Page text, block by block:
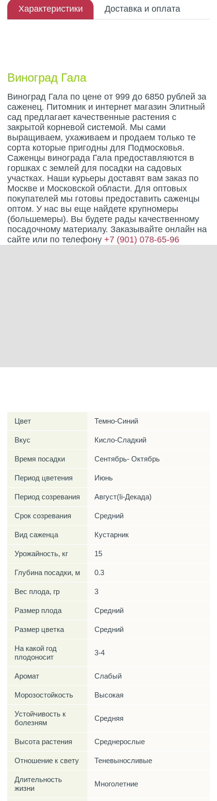
Характеристики Доставка и оплата
Виноград Гала
Виноград Гала по цене от 999 до 6850 рублей за
саженец. Питомник и интернет магазин Элитный
сад предлагает качественные растения с
закрытой корневой системой. Мы сами
выращиваем, ухаживаем и продаем только те
сорта которые пригодны для Подмосковья.
Саженцы винограда Гала предоставляются в
горшках с землей для посадки на садовых
участках. Наши курьеры доставят вам заказ по
Москве и Московской области. Для оптовых
покупателей мы готовы предоставить саженцы
оптом. У нас вы еще найдете крупномеры
(большемеры). Вы будете рады качественному
посадочному материалу. Заказывайте онлайн на
сайте или по телефону +7 (901) 078-65-96
Цвет Темно-Синий
Вкус Кисло-Сладкий
Время посадки Сентябрь- Октябрь
Период цветения Июнь
Период созревания Август(Ii-Декада)
Срок созревания Средний
Вид саженца Кустарник
Урожайность, кг 15
Глубина посадки, м 0.3
Вес плода, гр 3
Размер плода Средний
Размер цветка Средний
На какой год
плодоносит
3-4
Аромат Слабый
Морозостойкость Высокая
Устойчивость к
болезням
Средняя
Высота растения Среднерослые
Отношение к свету Теневыносливые
Длительность
жизни
Многолетние